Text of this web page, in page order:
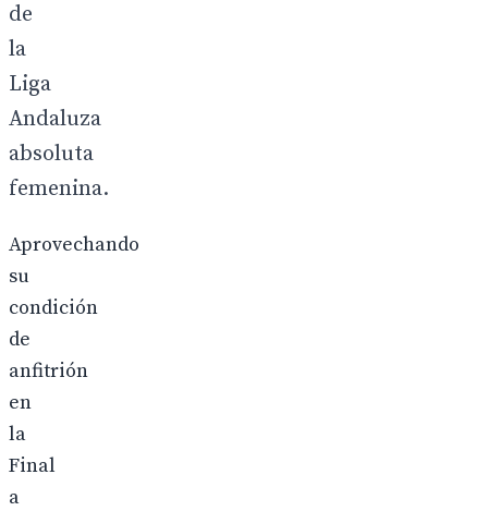
de
la
Liga
Andaluza
absoluta
femenina.
Aprovechando
su
condición
de
anfitrión
en
la
Final
a